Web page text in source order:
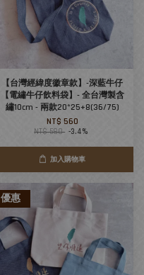
【台灣經緯度徽章款】-深藍牛仔
【電繡牛仔飲料袋】- 全台灣製含
繡10cm - 兩款20*25+8(36/75)
NT$ 560
NT$ 580 -3.4%
加入購物車
優惠